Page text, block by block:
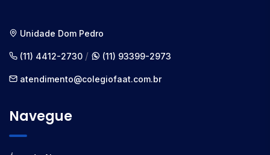
Unidade Dom Pedro
(11) 4412-2730 / (11) 93399-2973
atendimento@colegiofaat.com.br
Navegue